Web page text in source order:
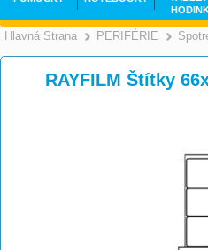
Hlavná Strana >
PERIFÉRIE
RAYFILM Štítky